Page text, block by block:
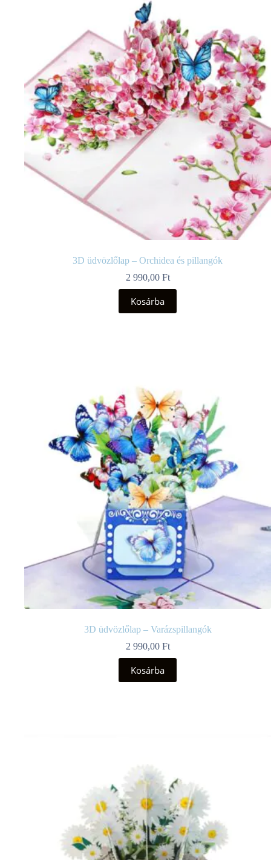
3D üdvözlőlap – Orchidea és pillangók
2 990,00 Ft
Kosárba
3D üdvözlőlap – Varázspillangók
2 990,00 Ft
Kosárba